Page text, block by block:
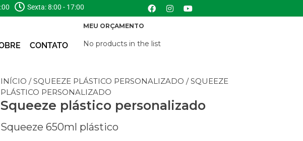
Sexta: 8:00 - 17:00
CONTATO
MEU ORÇAMENTO
No products in the list
INÍCIO /SQUEEZE PLÁSTICO PERSONALIZADO / SQUEEZE
PLÁSTICO PERSONALIZADO
Squeeze plástico personalizado
Squeeze 650ml plástico